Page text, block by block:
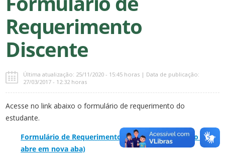
Requerimento
Discente
Última atualização: 25/11/2020 - 15:45 horas | Data de publicação:
27/03/2017 - 12:32 horas
Acesse no link abaixo o formulário de requerimento do
estudante.
Formulário de Requerimento Discente (Documento pdf,
abre em nova aba)